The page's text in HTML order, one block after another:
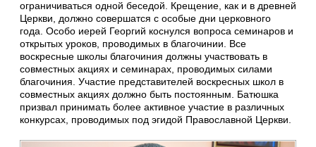
ограничиваться одной беседой. Крещение, как и в древней
Церкви, должно совершатся с особые дни церковного
года. Особо иерей Георгий коснулся вопроса семинаров и
открытых уроков, проводимых в благочинии. Все
воскресные школы благочиния должны участвовать в
совместных акциях и семинарах, проводимых силами
благочиния. Участие представителей воскресных школ в
совместных акциях должно быть постоянным. Батюшка
призвал принимать более активное участие в различных
конкурсах, проводимых под эгидой Православной Церкви.